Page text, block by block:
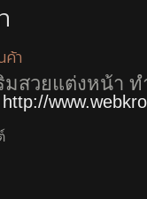
ว
สแปม
า
มสวยแต่งหน้า
http://